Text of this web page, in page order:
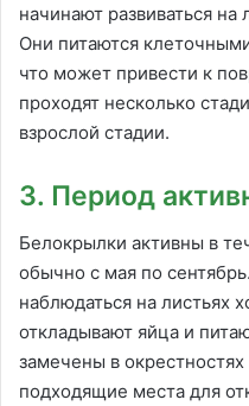
начинают развиваться на
Они питаются
что может привести к
проходят несколько
взрослой стадии.
3. Период
Белокрылки активны в
обычно с мая по
наблюдаться на листьях
откладывают яйца и
замечены в
подходящие места для